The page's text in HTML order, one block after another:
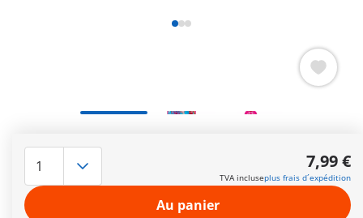
la mer scintillante. Elle peut s'accrocher à l'hippocampe et
restyler encore et encore sa tresse amovible – pour des
aventures sous-marines riches en imagination !
Autres informations
7,99 €
TVA incluseplus frais d´expédition
Au panier